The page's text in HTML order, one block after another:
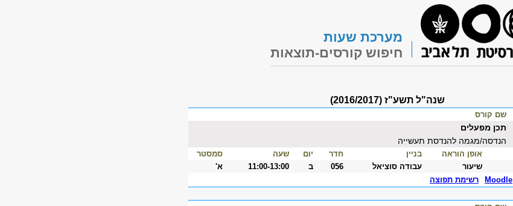
מערכת שעות
חיפוש קורסים-תוצאות
שנה"ל תשע"ז (2016/2017)
שם קורס
תכן מפעלים
הנדסה/מגמה להנדסת תעשייה
אופן הוראה בניין חדר יום שעה
סמסטר
שיעור עבודה סוציאל 056 ב 11:00-13:00
א'
Moodle רשימת תפוצה